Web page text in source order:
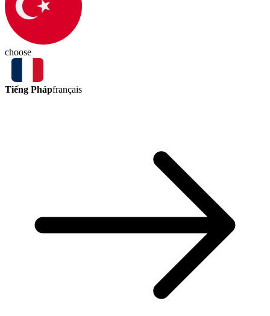
choose
Tiếng Phápfrançais